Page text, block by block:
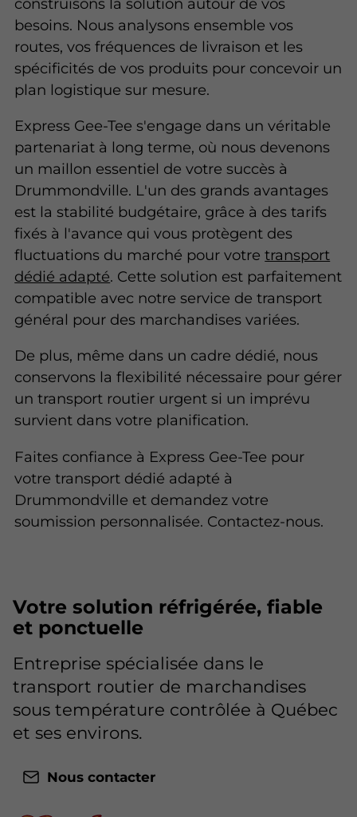
besoins. Nous analysons ensemble vos
routes, vos fréquences de livraison et les
spécificités de vos produits pour concevoir un
plan logistique sur mesure.
Express Gee-Tee s'engage dans un véritable
partenariat à long terme, où nous devenons
un maillon essentiel de votre succès à
Drummondville. L'un des grands avantages
est la stabilité budgétaire, grâce à des tarifs
fixés à l'avance qui vous protègent des
fluctuations du marché pour votretransport
dédié adapté. Cette solution est parfaitement
compatible avec notre service de transport
général pour des marchandises variées.
De plus, même dans un cadre dédié, nous
conservons la flexibilité nécessaire pour gérer
un transport routier urgent si un imprévu
survient dans votre planification.
Faites confiance à Express Gee-Tee pour
votre transport dédié adapté à
Drummondville et demandez votre
soumission personnalisée. Contactez-nous.
Votre solution réfrigérée, fiable
et ponctuelle
Entreprise spécialisée dans le
transport routier de marchandises
sous température contrôlée à Québec
et ses environs.
Nous contacter